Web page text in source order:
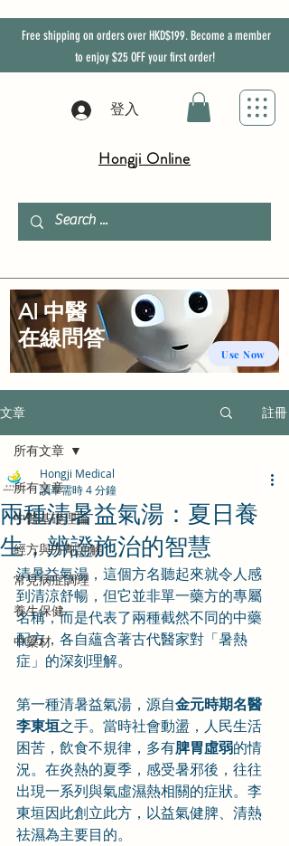
Free shipping on orders over HKD$199. Become a member
to enjoy$25 OFFyour first order!
登入
Hongji Online
文章 註冊
所有文章
中醫基礎理論
經方與方劑詳解
常見病症調理
養生保健
中藥材
所有文章
兩種清暑益氣湯：夏日養
生，辨證施治的智慧
Hongji Medical
讀畢需時 4 分鐘
清暑益氣湯，這個方名聽起來就令人感
到清涼舒暢，但它並非單一藥方的專屬
名稱，而是代表了兩種截然不同的中藥
配方，各自蘊含著古代醫家對「暑熱
症」的深刻理解。
第一種清暑益氣湯，源自金元時期名醫
李東垣之手。當時社會動盪，人民生活
困苦，飲食不規律，多有脾胃虛弱的情
況。在炎熱的夏季，感受暑邪後，往往
出現一系列與氣虛濕熱相關的症狀。李
東垣因此創立此方，以益氣健脾、清熱
祛濕為主要目的。
Use Now
AI 中醫
​在線問答